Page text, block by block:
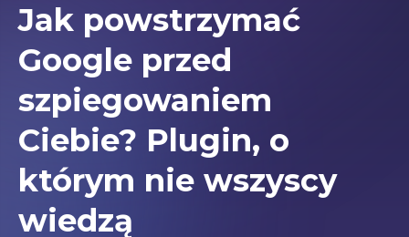
Możesz być zainteresowany
Marketing Meta Ads
Smm
Usługi
Przemysł
O nas
Cases
Artykuły
Jak powstrzymać
Google przed
szpiegowaniem
Ciebie? Plugin, o
którym nie wszyscy
wiedzą